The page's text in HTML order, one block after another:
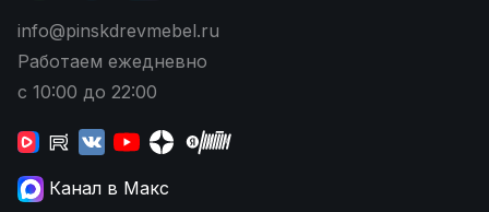
info@pinskdrevmebel.ru
Работаем ежедневно
с 10:00 до 22:00
Канал в Макс